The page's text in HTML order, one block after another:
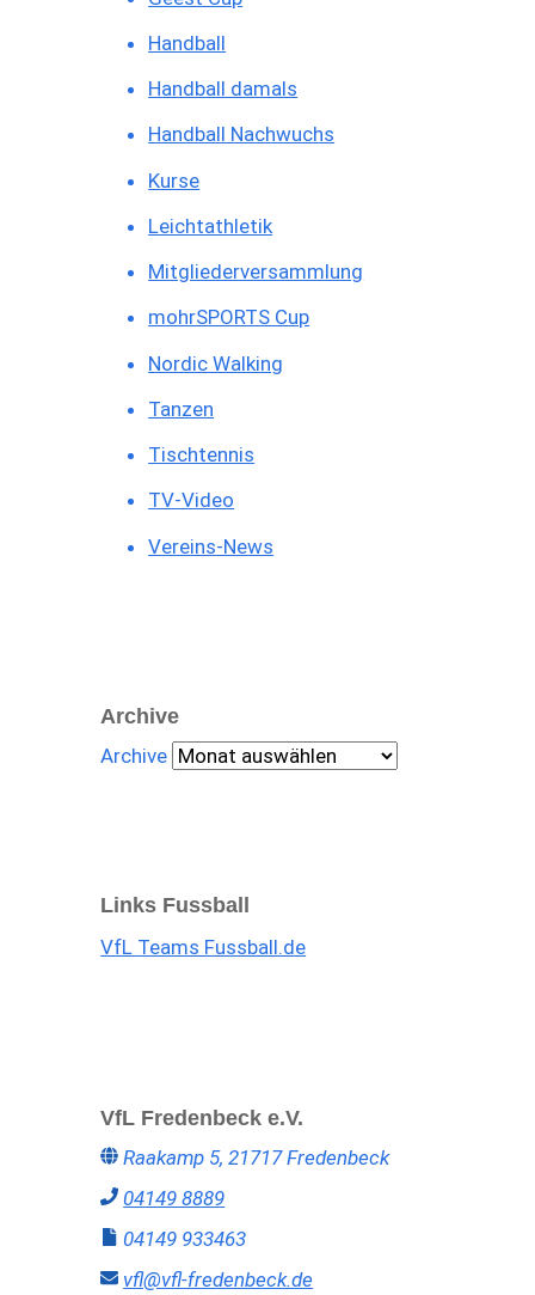
Handball
Handball damals
Handball Nachwuchs
Kurse
Leichtathletik
Mitgliederversammlung
mohrSPORTS Cup
Nordic Walking
Tanzen
Tischtennis
TV-Video
Vereins-News
Archive
Archive
Links Fussball
VfL Teams Fussball.de
VfL Fredenbeck e.V.
Raakamp 5, 21717 Fredenbeck
04149 8889
04149 933463
vfl@vfl-fredenbeck.de